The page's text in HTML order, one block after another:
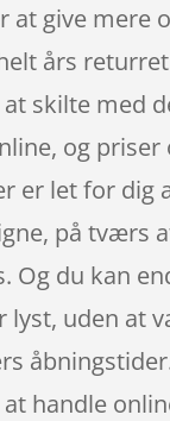
at give mere
års
skilte med
og priser
er let for dig
på tværs
Og du kan
lyst, uden at
at handle